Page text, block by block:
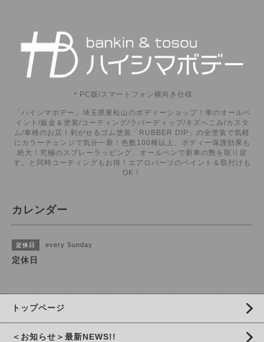
＊PC版/スマートフォン横向き仕様
「ハイシマボデー」埼玉県東松山のボディーショップ！車のオールペ
イント/鈑金＆塗装/コーティング/ラバーディップ/キズへこみ/カスタ
ム/車検のお店！剥がせるゴム塗装「RUBBER DIP」の全塗装で気軽
にカラーチェンジで気分一新！色数100種以上、ボディー保護効果も
絶大！究極のスプレーラッピング。オールペンで新車の艶を取り戻
す。と同時コーティングもお得！エアロパーツのペイント＆取付けも
OK！
カレンダー
定休日 every Sunday
定休日
トップページ
＜お知らせ＞最新NEWS!!